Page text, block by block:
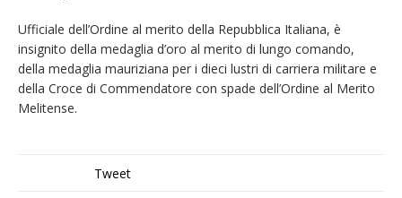
Ufficiale dell’Ordine al merito della Repubblica Italiana, è
insignito della medaglia d’oro al merito di lungo comando,
della medaglia mauriziana per i dieci lustri di carriera militare e
della Croce di Commendatore con spade dell’Ordine al Merito
Melitense.
Tweet